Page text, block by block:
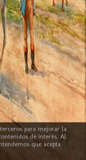
para mejorar la
de interés. Al
que acepta